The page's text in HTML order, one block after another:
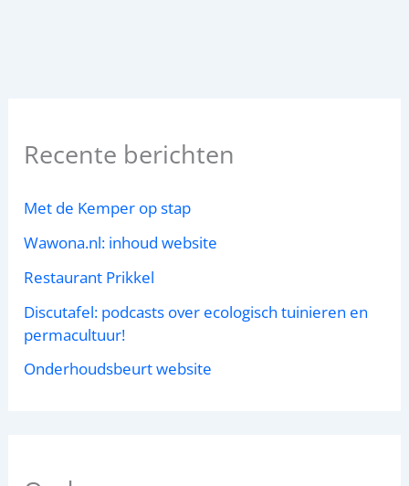
Recente berichten
Met de Kemper op stap
Wawona.nl: inhoud website
Restaurant Prikkel
Discutafel: podcasts over ecologisch tuinieren en
permacultuur!
Onderhoudsbeurt website